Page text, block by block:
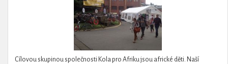
Cílovou skupinou společnosti Kola pro Afriku jsou africké děti. Naší